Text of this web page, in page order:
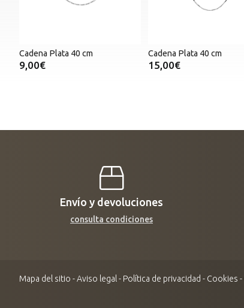
Cadena Plata 40 cm
9,00€
Cadena Plata 40 cm
15,00€
Envío y devoluciones
consulta condiciones
Mapa del sitio -Aviso legal- Política de privacidad - Cookies -